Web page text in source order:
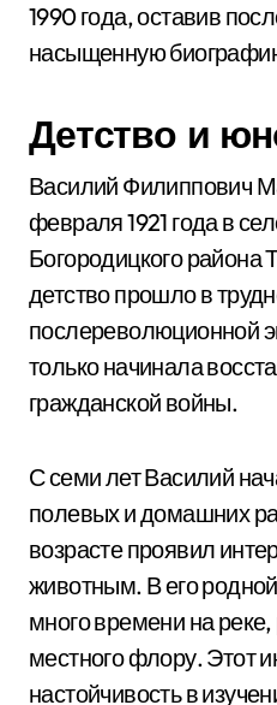
1990 года, оставив
насыщенную
Детство и
Василий Филиппович
февраля 1921 года в
Богородицкого района
детство прошло в
послереволюционной
только начинала
гражданской войны.
С семи лет Василий
полевых и домашних
возрасте проявил
животным. В его
много времени на
местного флору. Этот
настойчивость в